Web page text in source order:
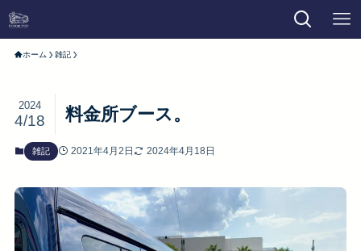
ホーム 雑記
料金所ブース。
2024
4/18
雑記 2021年4月2日 2024年4月18日